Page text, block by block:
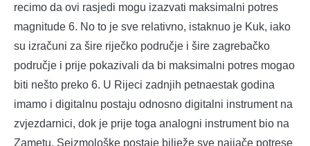
recimo da ovi rasjedi mogu izazvati maksimalni potres
magnitude 6. No to je sve relativno, istaknuo je Kuk, iako
su izračuni za šire riječko područje i šire zagrebačko
područje i prije pokazivali da bi maksimalni potres mogao
biti nešto preko 6. U Rijeci zadnjih petnaestak godina
imamo i digitalnu postaju odnosno digitalni instrument na
zvjezdarnici, dok je prije toga analogni instrument bio na
Zametu. Seizmološke postaje bilježe sve najjače potrese